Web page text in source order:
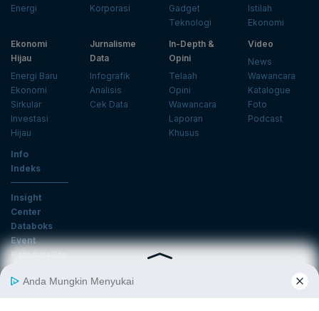
Energi
Korporasi
Gadget
Teknologi
Istilah
Ekonomi
Ekonomi
Hijau
Energi Baru
Ekonomi
Sirkular
Investasi
Hijau
Jurnalisme
Data
Infografik
Analisis
Cek Data
In-Depth &
Opini
Telaah
Opini
Wawancara
Laporan
Khusus
Video
News
Wawancara
Katalogue
Foto
Podcast
Info
Indeks
Insight
Center
Databoks
Event
KatadataOto